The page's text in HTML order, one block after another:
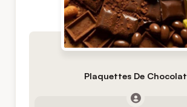
Plaquettes De Chocolat